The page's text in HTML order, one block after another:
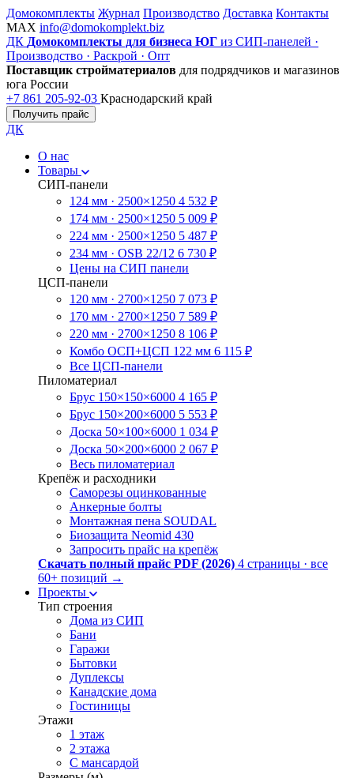
Домокомплекты Журнал Производство Доставка Контакты
MAX info@domokomplekt.biz
ДК Домокомплекты для бизнеса ЮГ из СИП-панелей ·
Производство · Раскрой · Опт
Поставщик стройматериалов для подрядчиков и магазинов
юга России
+7 861 205-92-03 Краснодарский край
Получить прайс
ДК
О нас
Товары
СИП-панели
124 мм · 2500×1250 4 532 ₽
174 мм · 2500×1250 5 009 ₽
224 мм · 2500×1250 5 487 ₽
234 мм · OSB 22/12 6 730 ₽
Цены на СИП панели
ЦСП-панели
120 мм · 2700×1250 7 073 ₽
170 мм · 2700×1250 7 589 ₽
220 мм · 2700×1250 8 106 ₽
Комбо ОСП+ЦСП 122 мм 6 115 ₽
Все ЦСП-панели
Пиломатериал
Брус 150×150×6000 4 165 ₽
Брус 150×200×6000 5 553 ₽
Доска 50×100×6000 1 034 ₽
Доска 50×200×6000 2 067 ₽
Весь пиломатериал
Крепёж и расходники
Саморезы оцинкованные
Анкерные болты
Монтажная пена SOUDAL
Биозащита Neomid 430
Запросить прайс на крепёж
Скачать полный прайс PDF (2026) 4 страницы · все
60+ позиций →
Проекты
Тип строения
Дома из СИП
Бани
Гаражи
Бытовки
Дуплексы
Канадские дома
Гостиницы
Этажи
1 этаж
2 этажа
С мансардой